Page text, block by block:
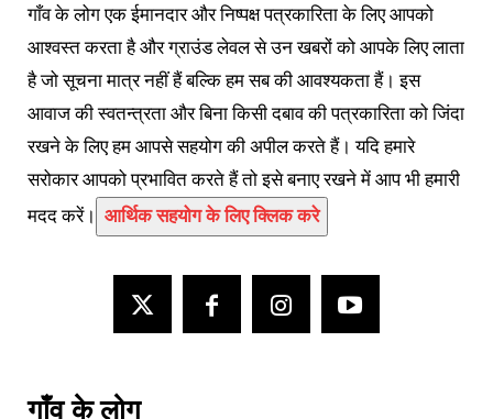
गाँव के लोग एक ईमानदार और निष्पक्ष पत्रकारिता के लिए आपको
आश्वस्त करता है और ग्राउंड लेवल से उन खबरों को आपके लिए लाता
है जो सूचना मात्र नहीं हैं बल्कि हम सब की आवश्यकता हैं। इस
आवाज की स्वतन्त्रता और बिना किसी दबाव की पत्रकारिता को जिंदा
रखने के लिए हम आपसे सहयोग की अपील करते हैं। यदि हमारे
सरोकार आपको प्रभावित करते हैं तो इसे बनाए रखने में आप भी हमारी
मदद करें। आर्थिक सहयोग के लिए क्लिक करे
गाँव के लोग